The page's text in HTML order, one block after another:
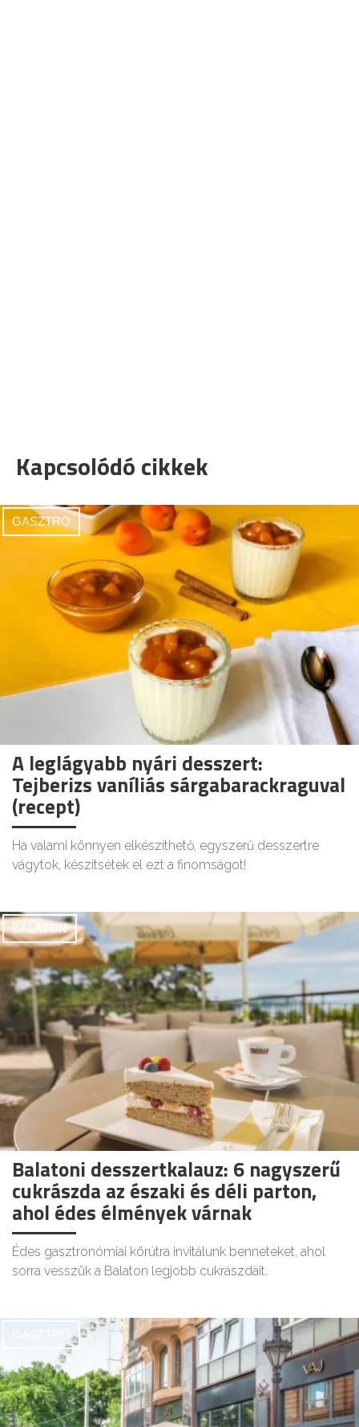
Kapcsolódó cikkek
GASZTRO
A leglágyabb nyári desszert:
Tejberizs vaníliás sárgabarackraguval
(recept)
Ha valami könnyen elkészíthető, egyszerű desszertre
vágytok, készítsétek el ezt a finomságot!
BALATON
Balatoni desszertkalauz: 6 nagyszerű
cukrászda az északi és déli parton,
ahol édes élmények várnak
Édes gasztronómiai körútra invitálunk benneteket, ahol
sorra vesszük a Balaton legjobb cukrászdáit.